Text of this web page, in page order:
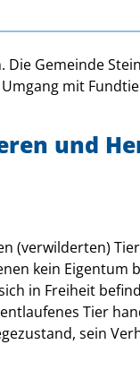
Gemeinde
mit
und
(verwilderten)
kein Eigentum
in Freiheit
Tier
sein